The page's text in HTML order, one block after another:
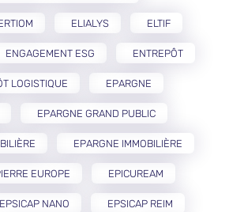
ELIALYS ELTIF
ENGAGEMENT ESG ENTREPÔT
LOGISTIQUE EPARGNE
EPARGNE GRAND PUBLIC
EPARGNE IMMOBILIÈRE
EUROPE EPICUREAM
EPSICAP NANO EPSICAP REIM